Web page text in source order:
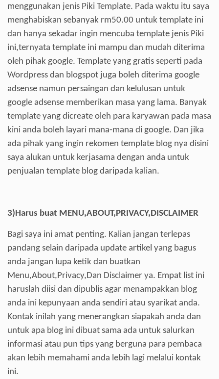
menggunakan jenis Piki Template. Pada waktu itu saya
menghabiskan sebanyak rm50.00 untuk template ini
dan hanya sekadar ingin mencuba template jenis Piki
ini,ternyata template ini mampu dan mudah diterima
oleh pihak google. Template yang gratis seperti pada
Wordpress dan blogspot juga boleh diterima google
adsense namun persaingan dan kelulusan untuk
google adsense memberikan masa yang lama. Banyak
template yang dicreate oleh para karyawan pada masa
kini anda boleh layari mana-mana di google. Dan jika
ada pihak yang ingin rekomen template blog nya disini
saya alukan untuk kerjasama dengan anda untuk
penjualan template blog daripada kalian.
3) Harus buat MENU,ABOUT,PRIVACY,DISCLAIMER
Bagi saya ini amat penting. Kalian jangan terlepas
pandang selain daripada update artikel yang bagus
anda jangan lupa ketik dan buatkan
Menu,About,Privacy,Dan Disclaimer ya. Empat list ini
haruslah diisi dan dipublis agar menampakkan blog
anda ini kepunyaan anda sendiri atau syarikat anda.
Kontak inilah yang menerangkan siapakah anda dan
untuk apa blog ini dibuat sama ada untuk salurkan
informasi atau pun tips yang berguna para pembaca
akan lebih memahami anda lebih lagi melalui kontak
ini.